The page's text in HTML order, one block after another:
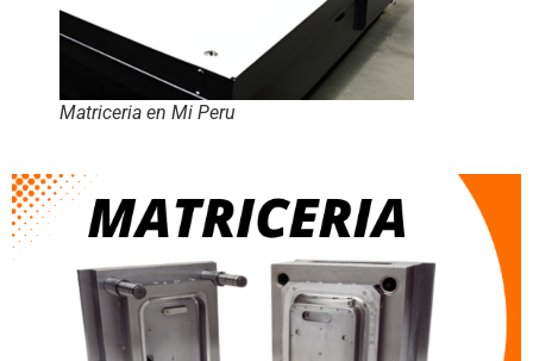
Matriceria en Mi Peru